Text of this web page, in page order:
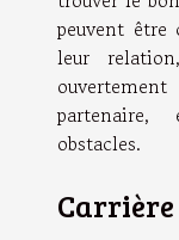
peuvent être
leur
partenaire,
obstacles.